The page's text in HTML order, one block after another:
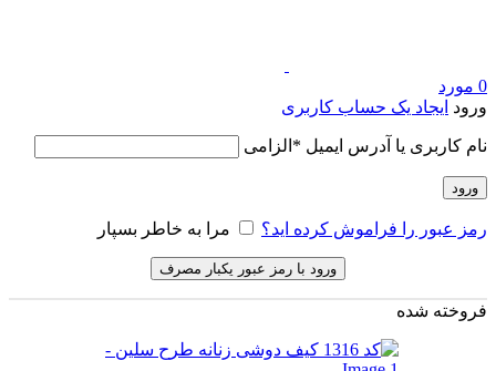
0 مورد
ورود ایجاد یک حساب کاربری
نام کاربری یا آدرس ایمیل * الزامی
ورود
رمز عبور را فراموش کرده اید؟ مرا به خاطر بسپار
ورود با رمز عبور یکبار مصرف
فروخته شده